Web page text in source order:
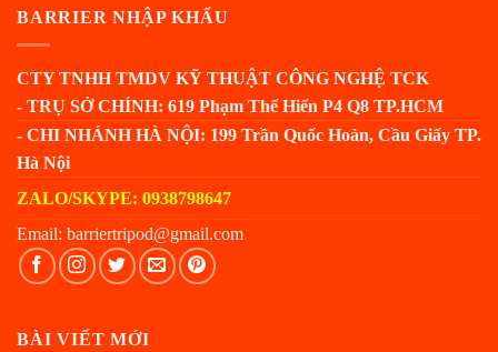
BARRIER NHẬP KHẨU
CTY TNHH TMDV KỸ THUẬT CÔNG NGHỆ TCK
- TRỤ SỞ CHÍNH: 619 Phạm Thế Hiển P4 Q8 TP.HCM
- CHI NHÁNH HÀ NỘI: 199 Trần Quốc Hoàn, Cầu Giấy TP.
Hà Nội
ZALO/SKYPE: 0938798647
Email: barriertripod@gmail.com
BÀI VIẾT MỚI